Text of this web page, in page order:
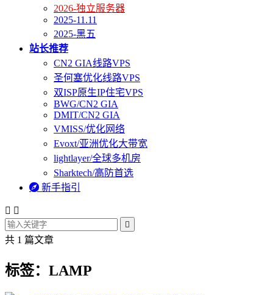
2026-独立服务器
2025-11.11
2025-黑五
站长推荐
CN2 GIA线路VPS
圣何塞优化线路VPS
双ISP原生IP住宅VPS
BWG/CN2 GIA
DMIT/CN2 GIA
VMISS/优化网络
Evoxt/亚洲优化大带宽
lightlayer/全球多机房
Sharktech/高防首选
 新手指引
 

共 1 篇文章
标签：LAMP